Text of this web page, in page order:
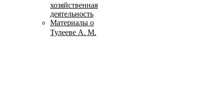
хозяйственная
деятельность
Материалы о
Тулееве А. М.